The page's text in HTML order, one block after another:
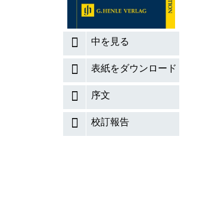
中を見る
表紙をダウンロード
序文
校訂報告